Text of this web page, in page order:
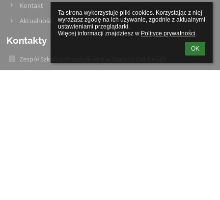
Ta strona wykorzystuje pliki cookies. Korzystając z niej
wyrażasz zgodę na ich używanie, zgodnie z aktualnymi
ustawieniami przeglądarki.
Więcej informacji znajdziesz w Polityce prywatności.
OK
Kontakt
Aktualności
Kontakty
Zespół Szkolno-Przedszkolny w Starych Załubicach